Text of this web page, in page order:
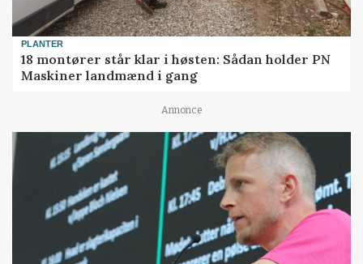
PLANTER
18 montører står klar i høsten: Sådan holder PN
Maskiner landmænd i gang
Annonce